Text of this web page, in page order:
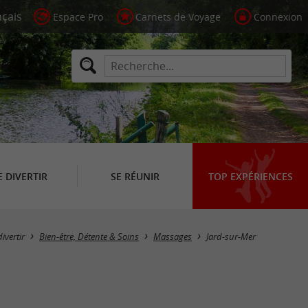
Espace Pro Carnets de Voyage Connexion
DIVERTIR SE RÉUNIR TOP EXPÉRIENCES
Masquer la carte
Bien-être, Détente & Soins Massages Jard-sur-Mer